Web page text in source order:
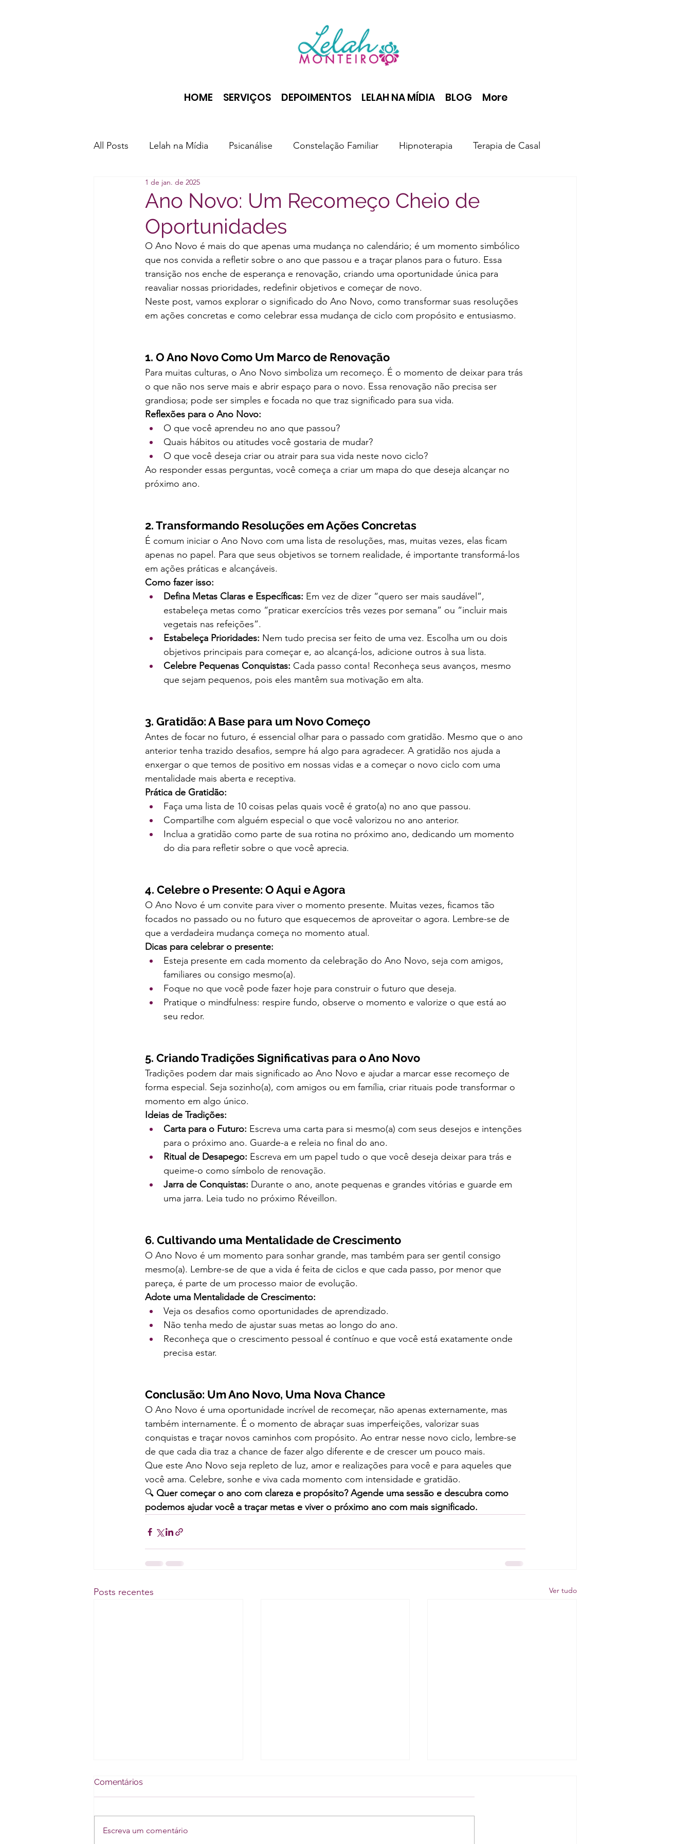
HOME SERVIÇOS DEPOIMENTOS LELAH NA MÍDIA BLOG More
All Posts Lelah na Mídia Psicanálise Constelação Familiar Hipnoterapia Terapia de Casal
Ano Novo: Um Recomeço Cheio de
Oportunidades
1 de jan. de 2025
O Ano Novo é mais do que apenas uma mudança no calendário; é um momento simbólico
que nos convida a refletir sobre o ano que passou e a traçar planos para o futuro. Essa
transição nos enche de esperança e renovação, criando uma oportunidade única para
reavaliar nossas prioridades, redefinir objetivos e começar de novo.
Neste post, vamos explorar o significado do Ano Novo, como transformar suas resoluções
em ações concretas e como celebrar essa mudança de ciclo com propósito e entusiasmo.
1. O Ano Novo Como Um Marco de Renovação
Para muitas culturas, o Ano Novo simboliza um recomeço. É o momento de deixar para trás
o que não nos serve mais e abrir espaço para o novo. Essa renovação não precisa ser
grandiosa; pode ser simples e focada no que traz significado para sua vida.
Reflexões para o Ano Novo:
O que você aprendeu no ano que passou?
Quais hábitos ou atitudes você gostaria de mudar?
O que você deseja criar ou atrair para sua vida neste novo ciclo?
Ao responder essas perguntas, você começa a criar um mapa do que deseja alcançar no
próximo ano.
2. Transformando Resoluções em Ações Concretas
É comum iniciar o Ano Novo com uma lista de resoluções, mas, muitas vezes, elas ficam
apenas no papel. Para que seus objetivos se tornem realidade, é importante transformá-los
em ações práticas e alcançáveis.
Como fazer isso:
Defina Metas Claras e Específicas: Em vez de dizer “quero ser mais saudável”,
estabeleça metas como “praticar exercícios três vezes por semana” ou “incluir mais
vegetais nas refeições”.
Estabeleça Prioridades: Nem tudo precisa ser feito de uma vez. Escolha um ou dois
objetivos principais para começar e, ao alcançá-los, adicione outros à sua lista.
Celebre Pequenas Conquistas: Cada passo conta! Reconheça seus avanços, mesmo
que sejam pequenos, pois eles mantêm sua motivação em alta.
3. Gratidão: A Base para um Novo Começo
Antes de focar no futuro, é essencial olhar para o passado com gratidão. Mesmo que o ano
anterior tenha trazido desafios, sempre há algo para agradecer. A gratidão nos ajuda a
enxergar o que temos de positivo em nossas vidas e a começar o novo ciclo com uma
mentalidade mais aberta e receptiva.
Prática de Gratidão:
Faça uma lista de 10 coisas pelas quais você é grato(a) no ano que passou.
Compartilhe com alguém especial o que você valorizou no ano anterior.
Inclua a gratidão como parte de sua rotina no próximo ano, dedicando um momento
do dia para refletir sobre o que você aprecia.
4. Celebre o Presente: O Aqui e Agora
O Ano Novo é um convite para viver o momento presente. Muitas vezes, ficamos tão
focados no passado ou no futuro que esquecemos de aproveitar o agora. Lembre-se de
que a verdadeira mudança começa no momento atual.
Dicas para celebrar o presente:
Esteja presente em cada momento da celebração do Ano Novo, seja com amigos,
familiares ou consigo mesmo(a).
Foque no que você pode fazer hoje para construir o futuro que deseja.
Pratique o mindfulness: respire fundo, observe o momento e valorize o que está ao
seu redor.
5. Criando Tradições Significativas para o Ano Novo
Tradições podem dar mais significado ao Ano Novo e ajudar a marcar esse recomeço de
forma especial. Seja sozinho(a), com amigos ou em família, criar rituais pode transformar o
momento em algo único.
Ideias de Tradições:
Carta para o Futuro: Escreva uma carta para si mesmo(a) com seus desejos e intenções
para o próximo ano. Guarde-a e releia no final do ano.
Ritual de Desapego: Escreva em um papel tudo o que você deseja deixar para trás e
queime-o como símbolo de renovação.
Jarra de Conquistas: Durante o ano, anote pequenas e grandes vitórias e guarde em
uma jarra. Leia tudo no próximo Réveillon.
6. Cultivando uma Mentalidade de Crescimento
O Ano Novo é um momento para sonhar grande, mas também para ser gentil consigo
mesmo(a). Lembre-se de que a vida é feita de ciclos e que cada passo, por menor que
pareça, é parte de um processo maior de evolução.
Adote uma Mentalidade de Crescimento:
Veja os desafios como oportunidades de aprendizado.
Não tenha medo de ajustar suas metas ao longo do ano.
Reconheça que o crescimento pessoal é contínuo e que você está exatamente onde
precisa estar.
Conclusão: Um Ano Novo, Uma Nova Chance
O Ano Novo é uma oportunidade incrível de recomeçar, não apenas externamente, mas
também internamente. É o momento de abraçar suas imperfeições, valorizar suas
conquistas e traçar novos caminhos com propósito. Ao entrar nesse novo ciclo, lembre-se
de que cada dia traz a chance de fazer algo diferente e de crescer um pouco mais.
Que este Ano Novo seja repleto de luz, amor e realizações para você e para aqueles que
você ama. Celebre, sonhe e viva cada momento com intensidade e gratidão.
🔍 Quer começar o ano com clareza e propósito? Agende uma sessão e descubra como
podemos ajudar você a traçar metas e viver o próximo ano com mais significado.
Posts recentes Ver tudo
Comentários
Escreva um comentário